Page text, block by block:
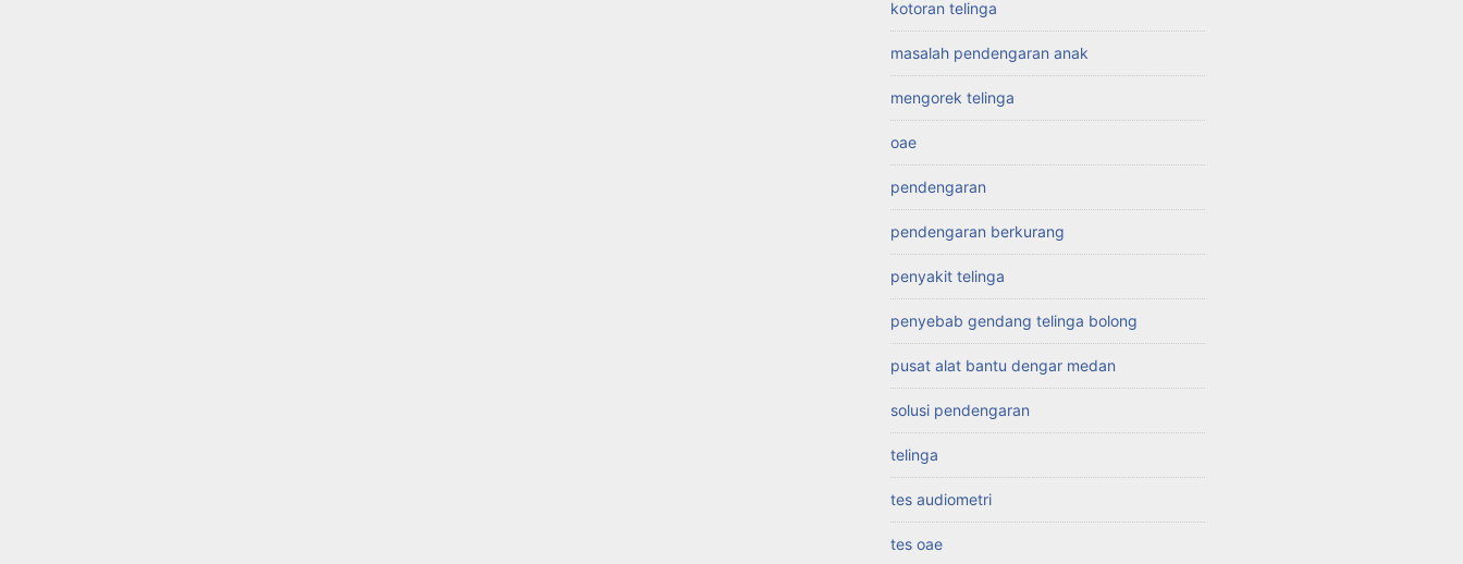
kotoran telinga
masalah pendengaran anak
mengorek telinga
oae
pendengaran
pendengaran berkurang
penyakit telinga
penyebab gendang telinga bolong
pusat alat bantu dengar medan
solusi pendengaran
telinga
tes audiometri
tes oae